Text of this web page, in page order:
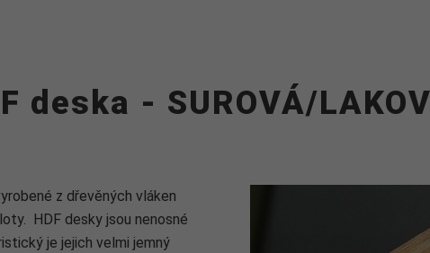
deska - SUROVÁ/
z dřevěných vláken
HDF desky jsou nenosné
je jejich velmi jemný